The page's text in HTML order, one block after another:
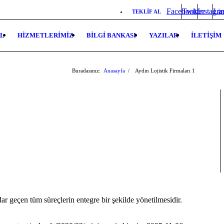
Facebook
Twitter
TEKLİF AL
HİZMETLERİMİZ BİLGİ BANKASI YAZILAR İLETİŞİM
Buradasınız: Anasayfa 1
/ Aydın Lojistik Firmaları
geçen tüm süreçlerin entegre bir şekilde yönetilmesidir.